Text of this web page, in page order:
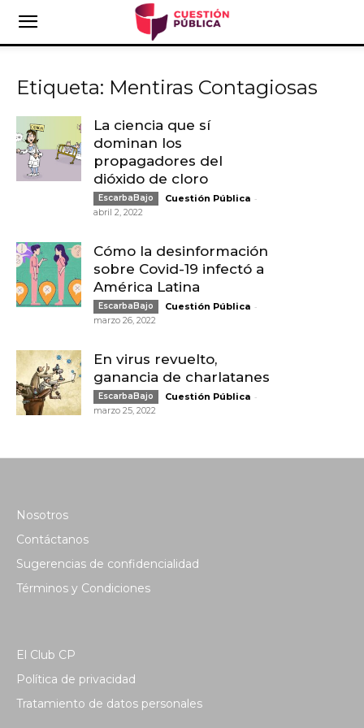
Etiqueta: Mentiras Contagiosas
La ciencia que sí
dominan los
propagadores del
dióxido de cloro
EscarbaBajo Cuestión Pública -
abril 2, 2022
Cómo la desinformación
sobre Covid-19 infectó a
América Latina
EscarbaBajo Cuestión Pública -
marzo 26, 2022
En virus revuelto,
ganancia de charlatanes
EscarbaBajo Cuestión Pública -
marzo 25, 2022
Nosotros
Contáctanos
Sugerencias de confidencialidad
Términos y Condiciones
El Club CP
Política de privacidad
Tratamiento de datos personales